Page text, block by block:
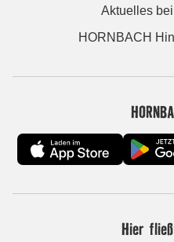
Aktuelles
HORNBACH
Hier